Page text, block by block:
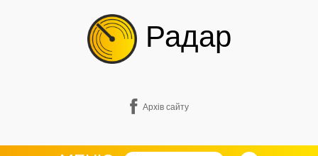
Радар
Архів сайту